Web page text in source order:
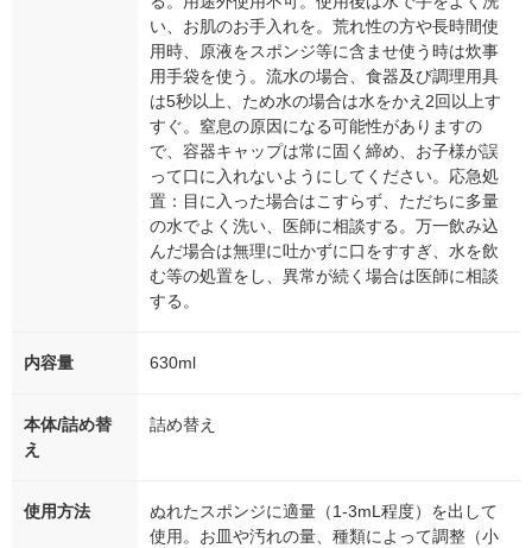
い、お肌のお手入れを。荒れ性の方や長時間使
用時、原液をスポンジ等に含ませ使う時は炊事
用手袋を使う。流水の場合、食器及び調理用具
は5秒以上、ため水の場合は水をかえ2回以上す
すぐ。窒息の原因になる可能性がありますの
で、容器キャップは常に固く締め、お子様が誤
って口に入れないようにしてください。応急処
置：目に入った場合はこすらず、ただちに多量
の水でよく洗い、医師に相談する。万一飲み込
んだ場合は無理に吐かずに口をすすぎ、水を飲
む等の処置をし、異常が続く場合は医師に相談
する。
内容量 630ml
本体/詰め替
え
詰め替え
使用方法
ぬれたスポンジに適量（1-3mL程度）を出して
使用。お皿や汚れの量、種類によって調整（小